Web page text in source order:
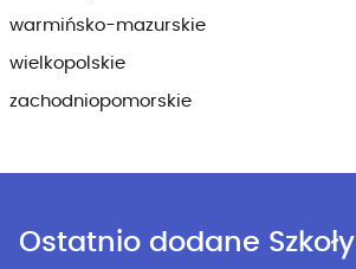
warmińsko-mazurskie
wielkopolskie
zachodniopomorskie
Ostatnio dodane Szkoły